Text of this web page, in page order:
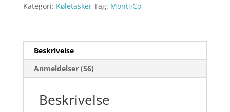
Kategori: Køletasker Tag: MontiiCo
Beskrivelse
Anmeldelser (56)
Beskrivelse